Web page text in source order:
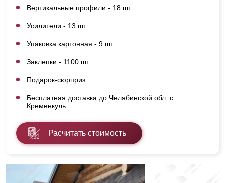
Вертикальные профили - 18 шт.
Усилители - 13 шт.
Упаковка картонная - 9 шт.
Заклепки - 1100 шт.
Подарок-сюрприз
Бесплатная доставка до Челябинской обл. с.
Кременкуль
Расчитать стоимость